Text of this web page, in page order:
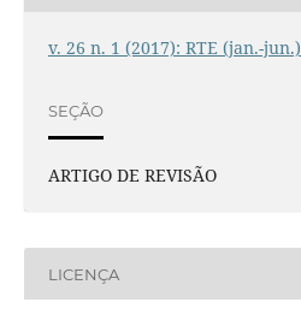
v. 26 n. 1 (2017): RTE (jan.-jun.)
SEÇÃO
ARTIGO DE REVISÃO
LICENÇA